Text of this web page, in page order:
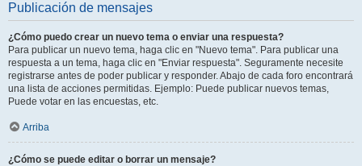
Publicación de mensajes
¿Cómo puedo crear un nuevo tema o enviar una respuesta?
Para publicar un nuevo tema, haga clic en "Nuevo tema". Para publicar una
respuesta a un tema, haga clic en "Enviar respuesta". Seguramente necesite
registrarse antes de poder publicar y responder. Abajo de cada foro encontrará
una lista de acciones permitidas. Ejemplo: Puede publicar nuevos temas,
Puede votar en las encuestas, etc.
Arriba
¿Cómo se puede editar o borrar un mensaje?